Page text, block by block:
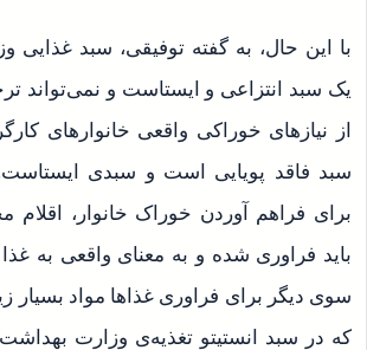
با این حال، به گفته توفیقی، سبد غذایی
یک سبد انتزاعی و ایستاست و نمی‌تواند
از نیازهای خوراکی واقعی خانوارهای
سبد فاقد پویایی است و سبدی ایستاست.
برای فراهم آوردن خوراک خانوار، اقلام
باید فراوری شده و به معنای واقعی به غذا
سوی دیگر برای فراوری غذاها مواد بسیار
که در سبد انستیتو تغذیه‌ی وزارت